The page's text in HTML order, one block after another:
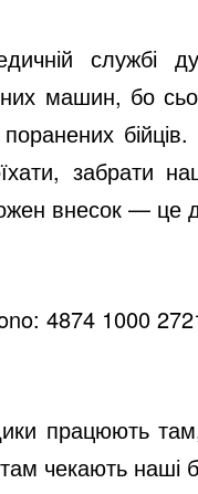
службі
машин, бо
поранених
забрати
внесок — це
4874 1000
працюють
чекають наші